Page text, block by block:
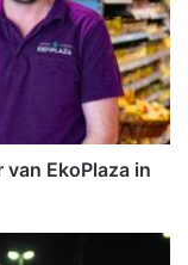
EkoPlaza in